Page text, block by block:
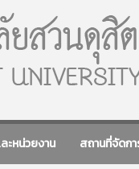
ะหน่วยงาน สถานที่จัดก